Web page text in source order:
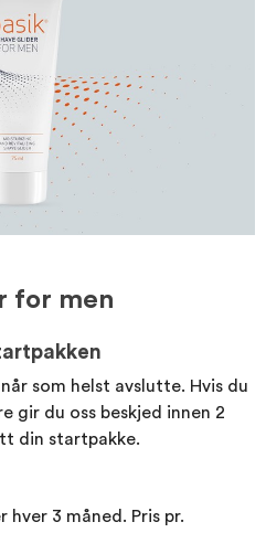
for men
som helst avslutte. Hvis du
gir du oss beskjed innen 2
din startpakke.
3 måned. Pris pr.